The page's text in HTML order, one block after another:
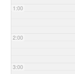
1:00
2:00
3:00